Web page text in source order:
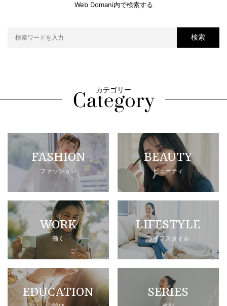
Web Domani内で検索する
検索
カテゴリー
FASHION
ファッション
BEAUTY
ビューティ
WORK
働く
LIFESTYLE
ライフスタイル
EDUCATION SERIES